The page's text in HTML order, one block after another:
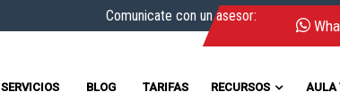
Comunicate con un asesor:
SERVICIOS BLOG TARIFAS RECURSOS AULA